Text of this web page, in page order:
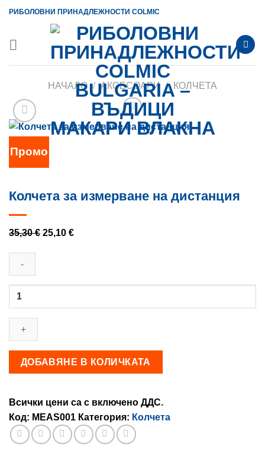
SkipРИБОЛОВНИ ПРИНАДЛЕЖНОСТИ COLMIC
НАЧАЛО / АКСЕСОАРИ / КОЛЧЕТА
Промо
Колчета за измерване на дистанция
35,30€ Original
25,10 €Текущата
количество
Колчета
дистанция
ДОБАВЯНЕ В КОЛИЧКАТА
Всички цени са с включено ДДС.
Код: MEAS001 Категория: Колчета